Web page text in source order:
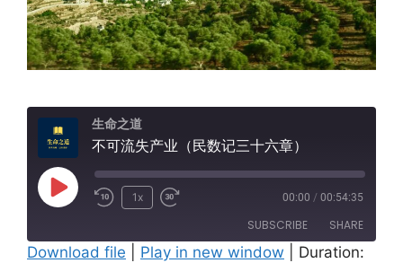
生命之道
不可流失产业（民数记三十六章）
Play
1x 00:00 / 00:54:35
SUBSCRIBE SHARE
Download file Play in new window
Duration: